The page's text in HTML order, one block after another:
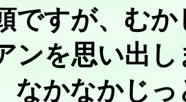
ですが、む
ンを思い出
なかなかじ